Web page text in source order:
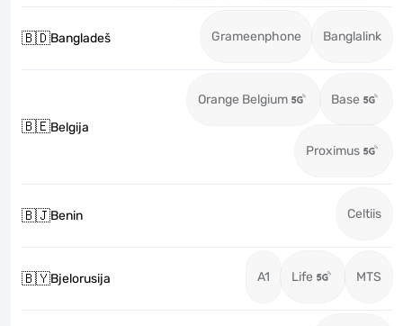
🇧🇩Bangladeš Grameenphone Banglalink
🇧🇪Belgija
Orange Belgium Base
Proximus
🇧🇯Benin Celtiis
🇧🇾Bjelorusija A1 Life MTS